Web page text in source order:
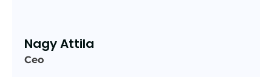
Nagy Attila
Ceo